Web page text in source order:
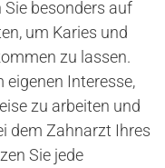
besonders auf
um Karies und
zu lassen.
Interesse,
zu arbeiten und
dem Zahnarzt Ihres
Sie jede